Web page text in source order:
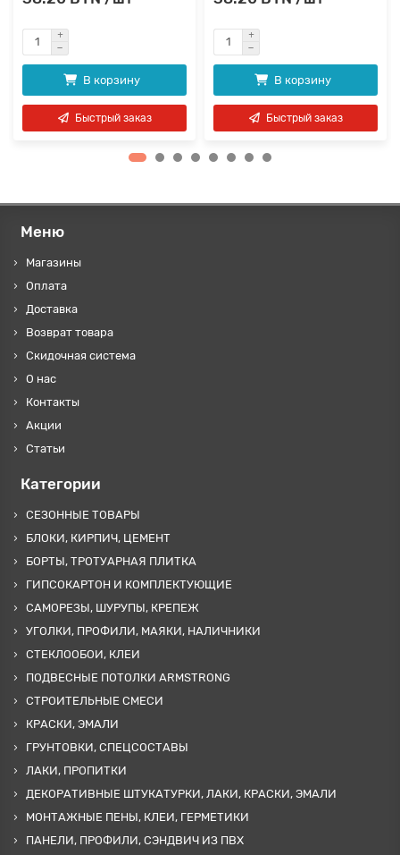
В корзину
Быстрый заказ
В корзину
Быстрый заказ
Меню
Магазины
Оплата
Доставка
Возврат товара
Скидочная система
О нас
Контакты
Акции
Статьи
Категории
СЕЗОННЫЕ ТОВАРЫ
БЛОКИ, КИРПИЧ, ЦЕМЕНТ
БОРТЫ, ТРОТУАРНАЯ ПЛИТКА
ГИПСОКАРТОН И КОМПЛЕКТУЮЩИЕ
САМОРЕЗЫ, ШУРУПЫ, КРЕПЕЖ
УГОЛКИ, ПРОФИЛИ, МАЯКИ, НАЛИЧНИКИ
СТЕКЛООБОИ, КЛЕИ
ПОДВЕСНЫЕ ПОТОЛКИ ARMSTRONG
СТРОИТЕЛЬНЫЕ СМЕСИ
КРАСКИ, ЭМАЛИ
ГРУНТОВКИ, СПЕЦСОСТАВЫ
ЛАКИ, ПРОПИТКИ
ДЕКОРАТИВНЫЕ ШТУКАТУРКИ, ЛАКИ, КРАСКИ, ЭМАЛИ
МОНТАЖНЫЕ ПЕНЫ, КЛЕИ, ГЕРМЕТИКИ
ПАНЕЛИ, ПРОФИЛИ, СЭНДВИЧ ИЗ ПВХ